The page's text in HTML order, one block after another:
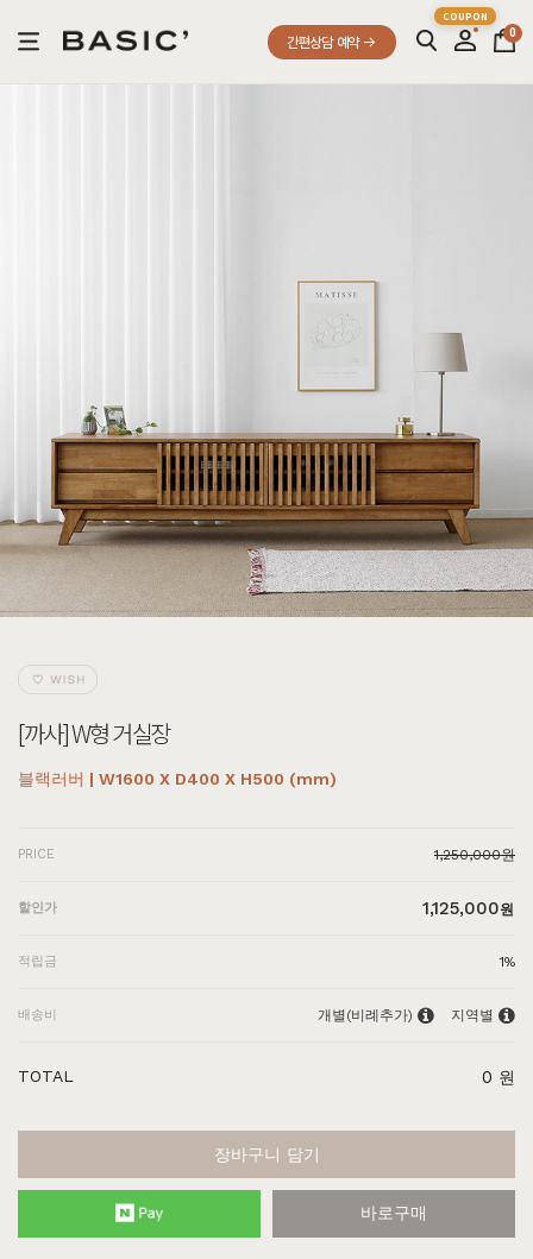
간편상담 예약
0
[까사] W형 거실장
블랙러버 | W1600 X D400 X H500 (mm)
PRICE 1,250,000원
할인가 1,125,000원
적립금 1%
배송비 개별(비례추가) 지역별
TOTAL 0 원
장바구니 담기
바로구매